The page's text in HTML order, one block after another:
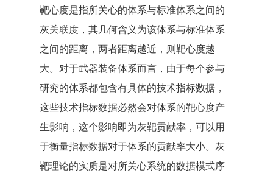
靶心度是指所关心的体系与标准体系之间的
灰关联度，其几何含义为该体系与标准体系
之间的距离，两者距离越近，则靶心度越
大。对于武器装备体系而言，由于每个参与
研究的体系都包含有具体的技术指标数据，
这些技术指标数据必然会对体系的靶心度产
生影响，这个影响即为灰靶贡献率，可以用
于衡量指标数据对于体系的贡献率大小。灰
靶理论的实质是对所关心系统的数据模式序